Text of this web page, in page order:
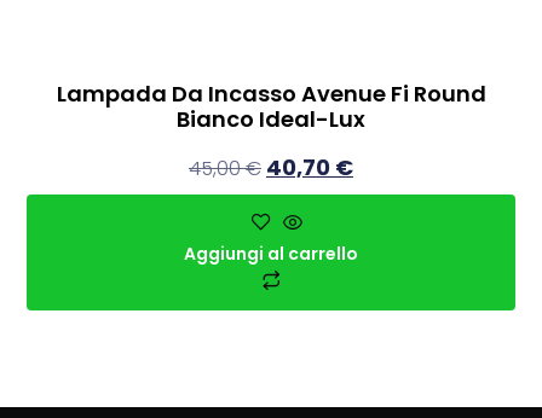
Lampada Da Incasso Avenue Fi Round
Bianco Ideal-Lux
45,00€ 40,70 €
Aggiungi al carrello